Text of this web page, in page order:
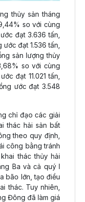
thủy sản tháng
so với cùng
đạt 3.636 tấn,
đạt 1.536 tấn,
sản lượng thủy
so với cùng
đạt 11.021 tấn,
ước đạt 3.548
chỉ đạo các giải
thác hải sản bất
theo quy định,
công bằng tránh
thác thủy hải
Ba và cả quý I
bão lớn, tạo điều
thác. Tuy nhiên,
Đông đã làm giá